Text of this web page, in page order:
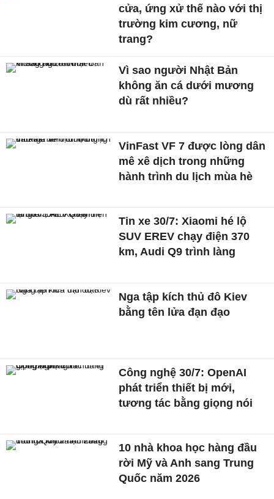
cửa, ứng xử thế nào với thị
trường kim cương, nữ
trang?
Vì sao người Nhật Bản
không ăn cá dưới mương
dù rất nhiều?
VinFast VF 7 được lòng dân
mê xê dịch trong những
hành trình du lịch mùa hè
Tin xe 30/7: Xiaomi hé lộ
SUV EREV chạy điện 370
km, Audi Q9 trình làng
Nga tập kích thủ đô Kiev
bằng tên lửa đạn đạo
Công nghệ 30/7: OpenAI
phát triển thiết bị mới,
tương tác bằng giọng nói
10 nhà khoa học hàng đầu
rời Mỹ và Anh sang Trung
Quốc năm 2026